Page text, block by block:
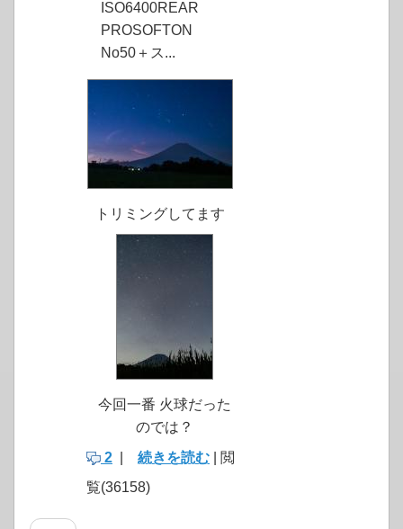
ISO6400REAR
PROSOFTON
No50＋ス...
トリミングしてます
今回一番 火球だった
のでは？
2
続きを読む | 閲
覧(36158)